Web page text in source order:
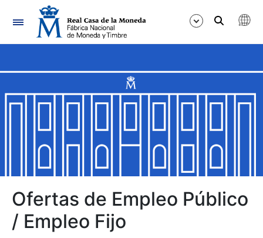
Navegación
Mostrar/Ocultar
Mostrar/Ocultar
Mostrar/Ocultar
Mostrar/Ocultar
Ofertas de Empleo Público
/ Empleo Fijo